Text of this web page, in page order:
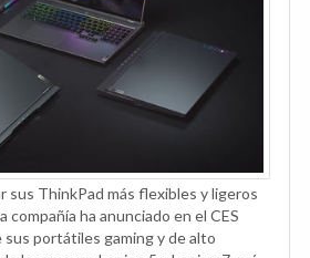
sus ThinkPad más flexibles y ligeros
compañía ha anunciado en el CES
sus portátiles gaming y de alto